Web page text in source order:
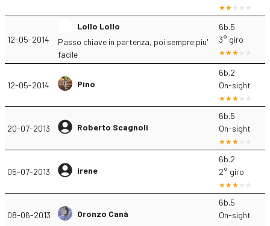
12-05-2014
Lollo Lollo
Passo chiave in partenza, poi sempre piu'
facile
6b.5
3° giro
12-05-2014 Pino
6b.2
On-sight
20-07-2013 Roberto Scagnoli
6b.5
On-sight
05-07-2013 irene
6b.2
2° giro
08-06-2013 Oronzo Canà
6b.5
On-sight